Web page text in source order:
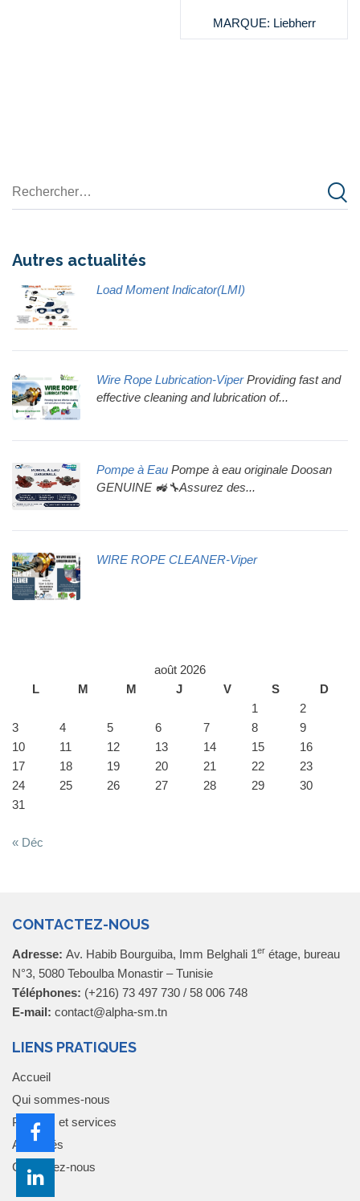
MARQUE: Liebherr
Autres actualités
Load Moment Indicator(LMI)
Wire Rope Lubrication-Viper Providing fast and
effective cleaning and lubrication of...
Pompe à Eau Pompe à eau originale Doosan
GENUINE 🚜🔧Assurez des...
WIRE ROPE CLEANER-Viper
août 2026
L
M M J V S
D
1
2
3
4 5 6 7 8
9
10
11 12 13 14 15
16
17
18 19 20 21 22
23
24
25 26 27 28 29
30
31
« Déc
CONTACTEZ-NOUS
Adresse: Av. Habib Bourguiba, Imm Belghali 1er étage, bureau
N°3, 5080 Teboulba Monastir – Tunisie
Téléphones: (+216) 73 497 730 / 58 006 748
E-mail: contact@alpha-sm.tn
LIENS PRATIQUES
Accueil
Qui sommes-nous
Produits et services
Actualités
Contactez-nous